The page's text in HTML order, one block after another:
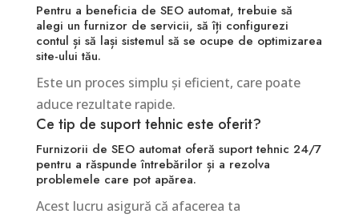
Pentru a beneficia de SEO automat, trebuie să
alegi un furnizor de servicii, să îți configurezi
contul și să lași sistemul să se ocupe de optimizarea
site-ului tău.
Este un proces simplu și eficient, care poate
aduce rezultate rapide.
Ce tip de suport tehnic este oferit?
Furnizorii de SEO automat oferă suport tehnic 24/7
pentru a răspunde întrebărilor și a rezolva
problemele care pot apărea.
Acest lucru asigură că afacerea ta